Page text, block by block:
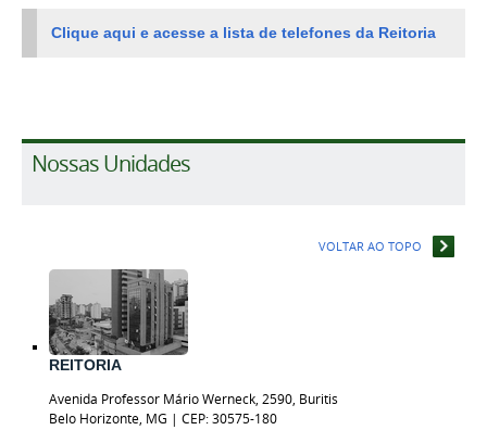
Clique aqui e acesse a lista de telefones da Reitoria
Nossas Unidades
VOLTAR AO TOPO
REITORIA
Avenida Professor Mário Werneck, 2590, Buritis
Belo Horizonte, MG | CEP: 30575-180